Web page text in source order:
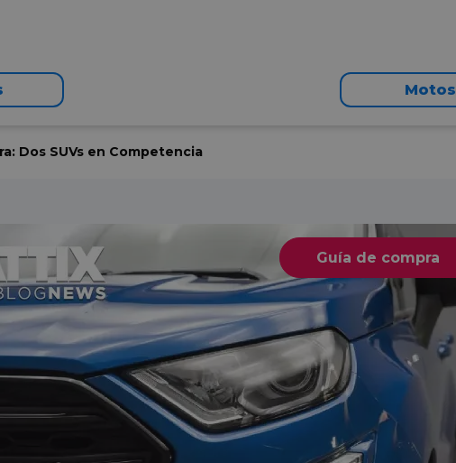
Motos
Dos SUVs en Competencia
Guía de compra